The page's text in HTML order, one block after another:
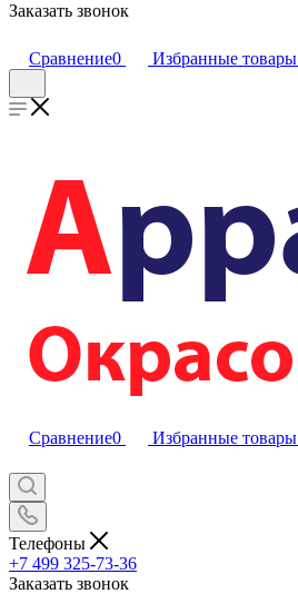
Заказать звонок
Сравнение0 Избранные товары
Сравнение0 Избранные товары
Телефоны
+7 499 325-73-36
Заказать звонок